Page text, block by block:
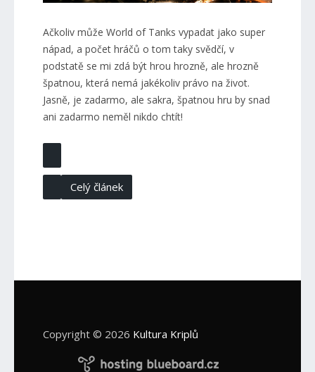
Ačkoliv může World of Tanks vypadat jako super
nápad, a počet hráčů o tom taky svědčí, v
podstatě se mi zdá být hrou hrozně, ale hrozně
špatnou, která nemá jakékoliv právo na život.
Jasně, je zadarmo, ale sakra, špatnou hru by snad
ani zadarmo neměl nikdo chtít!
Celý článek
Copyright © 2026 Kultura Kriplů